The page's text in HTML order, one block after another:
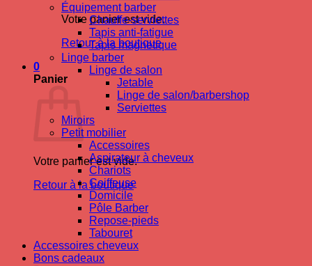
Votre panier est vide.
Retour à la boutique
0
Panier
Votre panier est vide.
Retour à la boutique
Équipement barber
Chauffe-serviettes
Tapis anti-fatigue
Tapis magnetique
Linge barber
Linge de salon
Jetable
Linge de salon/barbershop
Serviettes
Miroirs
Petit mobilier
Accessoires
Aspirateur à cheveux
Chariots
Coiffeuse
Domicile
Pôle Barber
Repose-pieds
Tabouret
Accessoires cheveux
Bons cadeaux